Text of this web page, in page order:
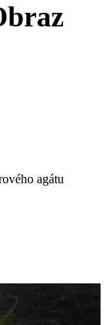
agátu